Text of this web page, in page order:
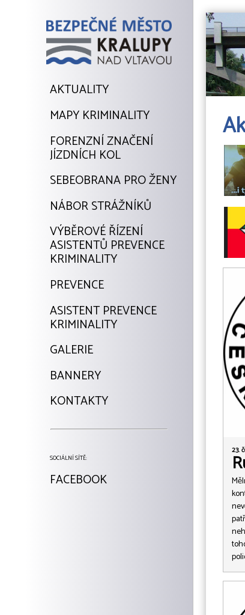
AKTUALITY
MAPY KRIMINALITY
FORENZNÍ ZNAČENÍ
JÍZDNÍCH KOL
SEBEOBRANA PRO ŽENY
NÁBOR STRÁŽNÍKŮ
VÝBĚROVÉ ŘÍZENÍ
ASISTENTŮ PREVENCE
KRIMINALITY
PREVENCE
ASISTENT PREVENCE
KRIMINALITY
GALERIE
BANNERY
KONTAKTY
SOCIÁLNÍ SÍTĚ:
FACEBOOK
23.